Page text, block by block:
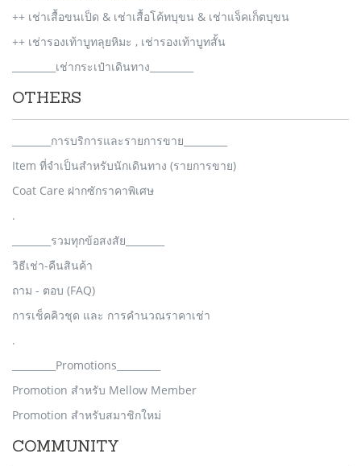
++ เช่าเสื้อขนเป็ด & เช่าเสื้อโค้ทบุขน & เช่าแจ็คเก็ตบุขน
++ เช่ารองเท้าบูทลุยหิมะ , เช่ารองเท้าบูทสั้น
_________เช่ากระเป๋าเดินทาง_________
OTHERS
________การบริการและรายการขาย_________
Item ที่จำเป็นสำหรับนักเดินทาง (รายการขาย)
Coat Care ฝากซักราคาพิเศษ
.
________รวมทุกข้อสงสัย________
วิธีเช่า-คืนสินค้า
ถาม - ตอบ (FAQ)
การเช็คคิวชุด และ การคำนวณราคาเช่า
.
_________Promotions_________
Promotion สำหรับ Mellow Member
Promotion สำหรับสมาชิกใหม่
COMMUNITY